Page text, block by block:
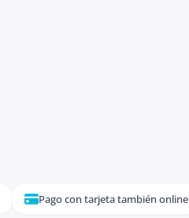
Pago con tarjeta también online